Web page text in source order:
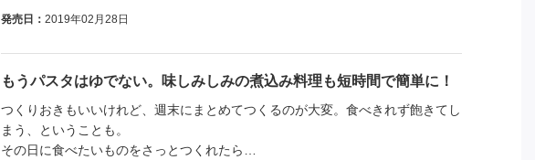
発売日： 2019年02月28日
もうパスタはゆでない。味しみしみの煮込み料理も短時間で簡単に！
つくりおきもいいけれど、週末にまとめてつくるのが大変。食べきれず飽きてし
まう、ということも。
その日に食べたいものをさっとつくれたら…